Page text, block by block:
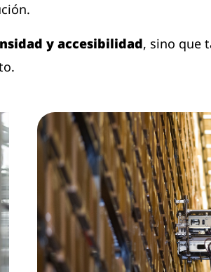
y accesibilidad, sino que